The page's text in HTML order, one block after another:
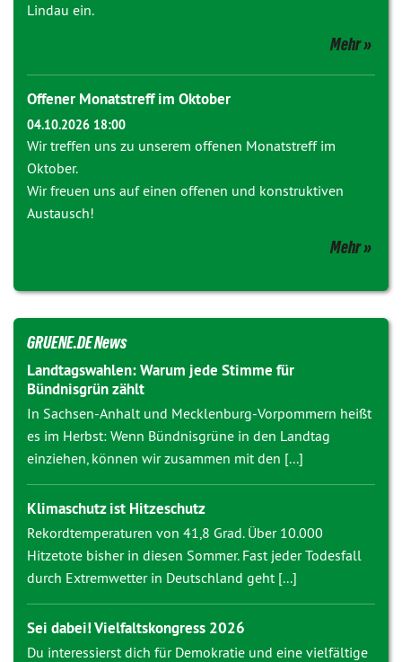
Lindau ein.
Mehr
Offener Monatstreff im Oktober
04.10.2026 18:00
Wir treffen uns zu unserem offenen Monatstreff im
Oktober.
Wir freuen uns auf einen offenen und konstruktiven
Austausch!
Mehr
GRUENE.DE News
Landtagswahlen: Warum jede Stimme für
Bündnisgrün zählt
In Sachsen-Anhalt und Mecklenburg-Vorpommern heißt
es im Herbst: Wenn Bündnisgrüne in den Landtag
einziehen, können wir zusammen mit den [...]
Klimaschutz ist Hitzeschutz
Rekordtemperaturen von 41,8 Grad. Über 10.000
Hitzetote bisher in diesen Sommer. Fast jeder Todesfall
durch Extremwetter in Deutschland geht [...]
Sei dabei! Vielfaltskongress 2026
Du interessierst dich für Demokratie und eine vielfältige